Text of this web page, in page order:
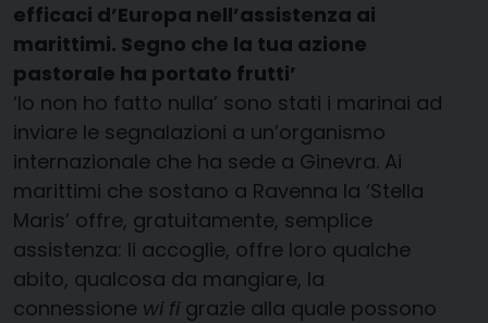
efficaci d’Europa nell’assistenza ai
marittimi. Segno che la tua azione
pastorale ha portato frutti’
‘Io non ho fatto nulla’ sono stati i marinai ad
inviare le segnalazioni a un’organismo
internazionale che ha sede a Ginevra. Ai
marittimi che sostano a Ravenna la ‘Stella
Maris’ offre, gratuitamente, semplice
assistenza: li accoglie, offre loro qualche
abito, qualcosa da mangiare, la
connessione wi fi grazie alla quale possono